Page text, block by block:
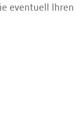
eventuell Ihren